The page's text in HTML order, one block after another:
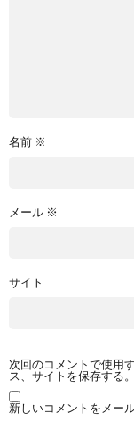
名前 ※
メール ※
サイト
次回のコメントで使用
ス、サイトを保存する。
新しいコメントをメー